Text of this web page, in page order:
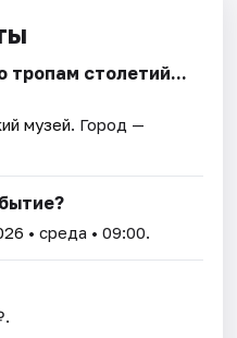
тропам столетий...
музей. Город —
• среда • 09:00.